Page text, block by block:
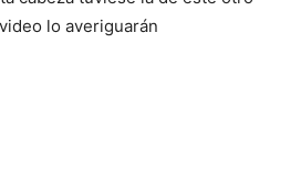
lo averiguarán